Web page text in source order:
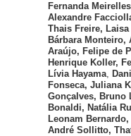
Fernanda
Alexandre
Thais Freire,
Bárbara Monteiro,
Araújo, Felipe de
Henrique Koller,
Lívia Hayama,
Fonseca, Juliana
Gonçalves, Bruno
Bonaldi, Natália
Leonam Bernardo,
André Sollitto,